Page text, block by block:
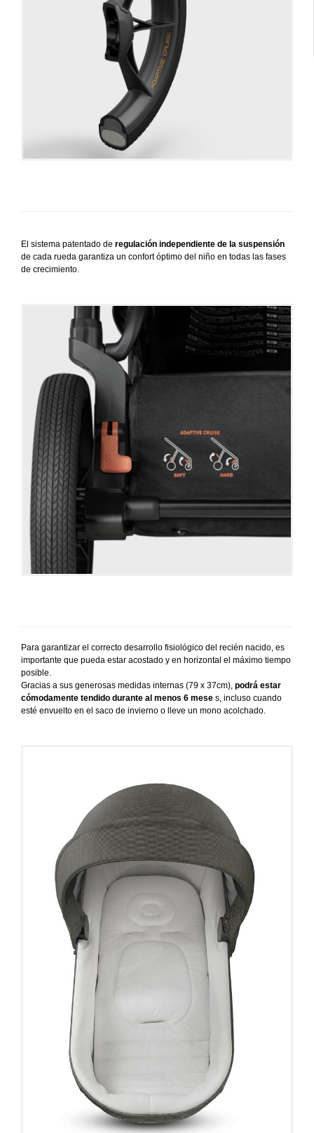
El sistema patentado de regulación independiente de la suspensión
de cada rueda garantiza un confort óptimo del niño en todas las fases
de crecimiento.
Para garantizar el correcto desarrollo fisiológico del recién nacido, es
importante que pueda estar acostado y en horizontal el máximo tiempo
posible.
Gracias a sus generosas medidas internas (79 x 37cm), podrá estar
cómodamente tendido durante al menos 6 mese s, incluso cuando
esté envuelto en el saco de invierno o lleve un mono acolchado.